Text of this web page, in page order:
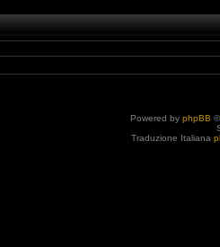
Powered by phpBB
Traduzione Italiana